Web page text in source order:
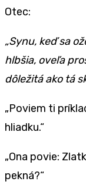
Otec:
„Synu, keď sa
hlbšia, oveľa
dôležitá ako tá
„Poviem ti
hliadku.“
„Ona povie:
pekná?“